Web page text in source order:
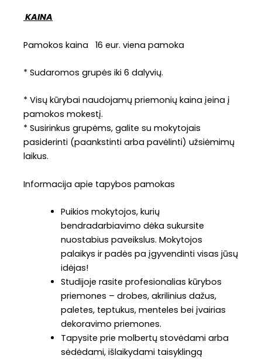
KAINA
Pamokos kaina 16 eur. viena pamoka
* Sudaromos grupės iki 6 dalyvių.
* Visų kūrybai naudojamų priemonių kaina įeina į
pamokos mokestį.
* Susirinkus grupėms, galite su mokytojais
pasiderinti (paankstinti arba pavėlinti) užsiėmimų
laikus.
Informacija apie tapybos pamokas
Puikios mokytojos, kurių
bendradarbiavimo dėka sukursite
nuostabius paveikslus. Mokytojos
palaikys ir padės pa įgyvendinti visas jūsų
idėjas!
Studijoje rasite profesionalias kūrybos
priemones – drobes, akrilinius dažus,
paletes, teptukus, menteles bei įvairias
dekoravimo priemones.
Tapysite prie molbertų stovėdami arba
sėdėdami, išlaikydami taisyklingą